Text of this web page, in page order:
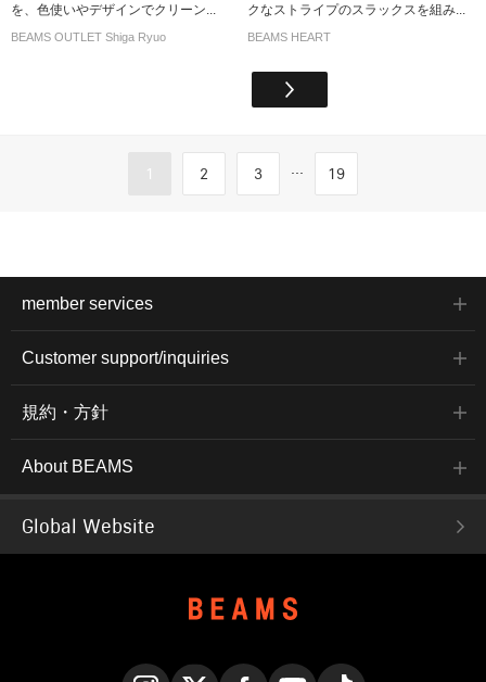
を、色使いやデザインでクリーン...
BEAMS OUTLET Shiga Ryuo
クなストライプのスラックスを組み...
BEAMS HEART
1 2 3 ... 19
member services
Customer support/inquiries
規約・方針
About BEAMS
Global Website